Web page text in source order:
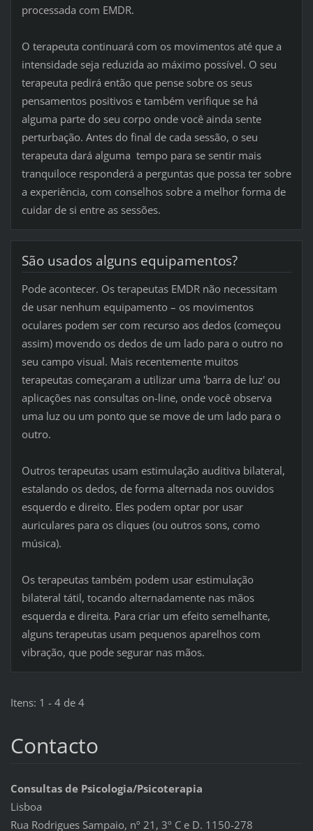
processada com EMDR.
O terapeuta continuará com os movimentos até que a
intensidade seja reduzida ao máximo possível. O seu
terapeuta pedirá então que pense sobre os seus
pensamentos positivos e também verifique se há
alguma parte do seu corpo onde você ainda sente
perturbação. Antes do final de cada sessão, o seu
terapeuta dará alguma tempo para se sentir mais
tranquiloce responderá a perguntas que possa ter sobre
a experiência, com conselhos sobre a melhor forma de
cuidar de si entre as sessões.
São usados alguns equipamentos?
Pode acontecer. Os terapeutas EMDR não necessitam
de usar nenhum equipamento – os movimentos
oculares podem ser com recurso aos dedos (começou
assim) movendo os dedos de um lado para o outro no
seu campo visual. Mais recentemente muitos
terapeutas começaram a utilizar uma 'barra de luz' ou
aplicações nas consultas on-line, onde você observa
uma luz ou um ponto que se move de um lado para o
outro.
Outros terapeutas usam estimulação auditiva bilateral,
estalando os dedos, de forma alternada nos ouvidos
esquerdo e direito. Eles podem optar por usar
auriculares para os cliques (ou outros sons, como
música).
Os terapeutas também podem usar estimulação
bilateral tátil, tocando alternadamente nas mãos
esquerda e direita. Para criar um efeito semelhante,
alguns terapeutas usam pequenos aparelhos com
vibração, que pode segurar nas mãos.
Itens: 1 - 4 de 4
Contacto
Consultas de Psicologia/Psicoterapia
Lisboa
Rua Rodrigues Sampaio, nº 21, 3º C e D. 1150-278